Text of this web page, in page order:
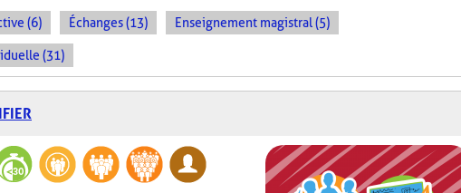
(6) Échanges (13) Enseignement magistral (5)
(31)